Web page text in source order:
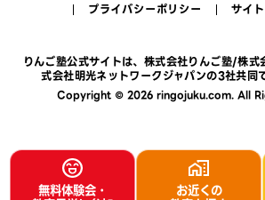
無料体験会・ お近くの
プライバシーポリシー サイ
りんご塾公式サイトは、 株式会社りんご塾/株式
式会社明光ネットワークジャパンの3社共同
Copyright © 2026 ringojuku.com. All